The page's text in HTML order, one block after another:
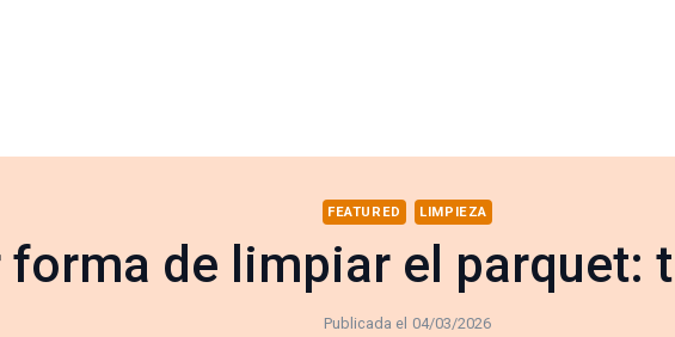
FEATURED LIMPIEZA
forma de limpiar el parquet:
Publicada el 04/03/2026